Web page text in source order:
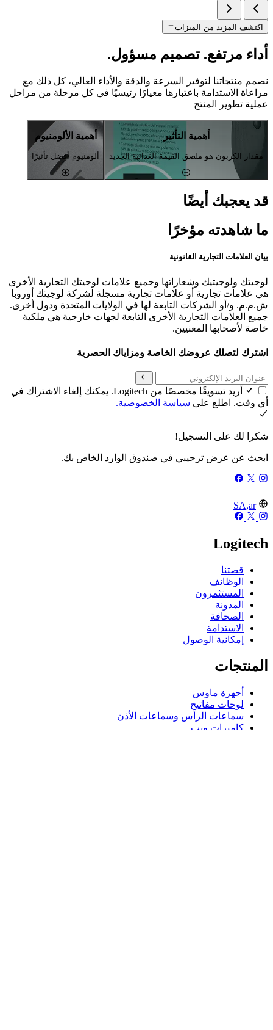
اكتشف المزيد من الميزات
أداء مرتفع. تصميم مسؤول.
نصمم منتجاتنا لتوفير السرعة والدقة والأداء العالي، كل ذلك مع
مراعاة الاستدامة باعتبارها معيارًا رئيسيًا في كل مرحلة من مراحل
عملية تطوير المنتج
أهمية التأثير
مقدار الكربون هو ملصق القيمة الغذائية الجديد
أهمية الألومنيوم
ألومنيوم أفضل تأثيرًا
قد يعجبك أيضًا
ما شاهدته مؤخرًا
بيان العلامات التجارية القانونية
لوجيتك ولوجيتيك وشعاراتها وجميع علامات لوجيتك التجارية الأخرى
هي علامات تجارية أو علامات تجارية مسجلة لشركة لوجيتك أوروبا
ش.م.م. و/أو الشركات التابعة لها في الولايات المتحدة ودول أخرى.
جميع العلامات التجارية الأخرى التابعة لجهات خارجية هي ملكية
خاصة لأصحابها المعنيين.
اشترك لتصلك عروضك الخاصة ومزاياك الحصرية
أريد تسويقًا مخصصًا من Logitech. يمكنك إلغاء الاشتراك في
أي وقت. اطلع على سياسة الخصوصية.
شكرا لك على التسجيل!
ابحث عن عرض ترحيبي في صندوق الوارد الخاص بك.
SA,ar
Logitech
قصتنا
الوظائف
المستثمرون
المدونة
الصحافة
الاستدامة
إمكانية الوصول
المنتجات
أجهزة ماوس
لوحات مفاتيح
سماعات الرأس وسماعات الأذن
كاميرات ويب